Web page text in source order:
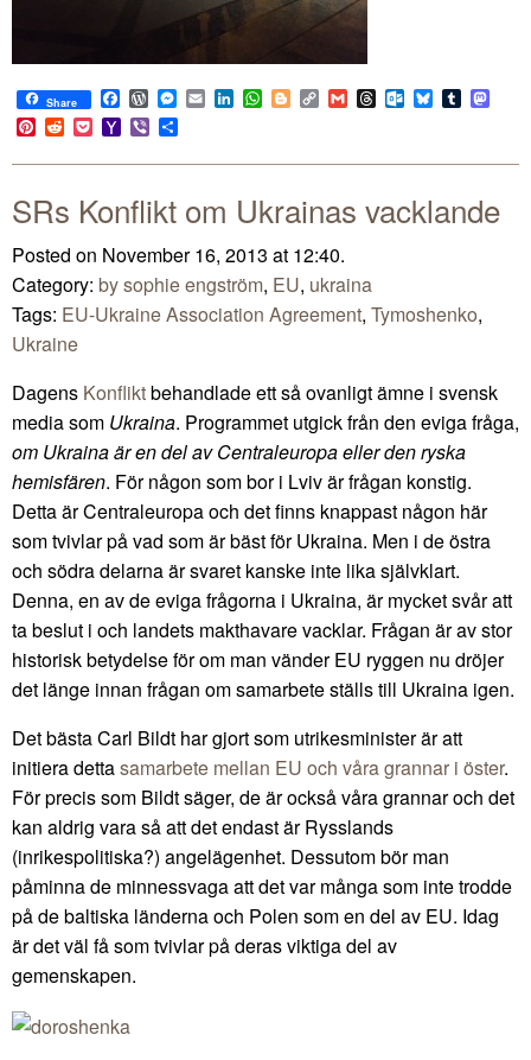
Share Facebook
WordPress
Messenger
EmailLinkedIn
WhatsApp
BloggerCopy
Link
GmailThreadsOutlook.com
BlueskyTumblr
Pinterest
RedditPocketYahoo
Mail
Viber
SRs Konflikt om Ukrainas vacklande
Posted on November 16, 2013 at 12:40.
Category: by sophie engström, EU, ukraina
Tags: EU-Ukraine Association Agreement, Tymoshenko,
Ukraine
Dagens Konfliktbehandlade ett så ovanligt ämne i svensk
media som Ukraina. Programmet utgick från den eviga fråga,
om Ukraina är en del av Centraleuropa eller den ryska
hemisfären. För någon som bor i Lviv är frågan konstig.
Detta är Centraleuropa och det finns knappast någon här
som tvivlar på vad som är bäst för Ukraina. Men i de östra
och södra delarna är svaret kanske inte lika självklart.
Denna, en av de eviga frågorna i Ukraina, är mycket svår att
ta beslut i och landets makthavare vacklar. Frågan är av stor
historisk betydelse för om man vänder EU ryggen nu dröjer
det länge innan frågan om samarbete ställs till Ukraina igen.
Det bästa Carl Bildt har gjort som utrikesminister är att
initiera dettasamarbete mellan EU och våra grannar i öster.
För precis som Bildt säger, de är också våra grannar och det
kan aldrig vara så att det endast är Rysslands
(inrikespolitiska?) angelägenhet. Dessutom bör man
påminna de minnessvaga att det var många som inte trodde
på de baltiska länderna och Polen som en del av EU. Idag
är det väl få som tvivlar på deras viktiga del av
gemenskapen.